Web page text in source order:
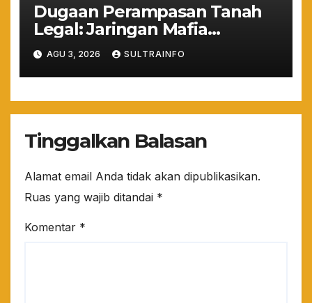
Dugaan Perampasan Tanah
Legal: Jaringan Mafia
Puuwatu Disinyalir Bermain
Rapi dan Sistematis
AGU 3, 2026 SULTRAINFO
Tinggalkan Balasan
Alamat email Anda tidak akan dipublikasikan.
Ruas yang wajib ditandai *
Komentar *